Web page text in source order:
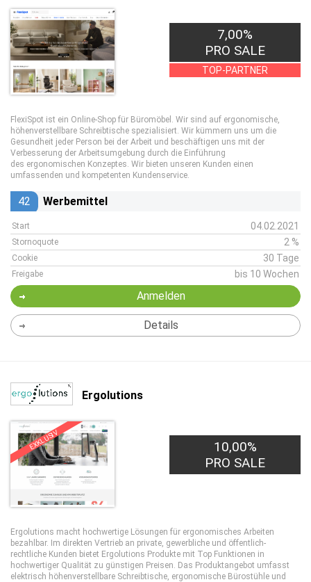
7,00%
PRO SALE
TOP-PARTNER
FlexiSpot ist ein Online-Shop für Büromöbel. Wir sind auf ergonomische,
höhenverstellbare Schreibtische spezialisiert. Wir kümmern uns um die
Gesundheit jeder Person bei der Arbeit und beschäftigen uns mit der
Verbesserung der Arbeitsumgebung durch die Einführung
des ergonomischen Konzeptes. Wir bieten unseren Kunden einen
umfassenden und kompetenten Kundenservice.
42 Werbemittel
Start 04.02.2021
Stornoquote 2 %
Cookie 30 Tage
Freigabe bis 10 Wochen
Anmelden
Details
Ergolutions
EXKLUSIV
10,00%
PRO SALE
Ergolutions macht hochwertige Lösungen für ergonomisches Arbeiten
bezahlbar. Im direkten Vertrieb an private, gewerbliche und öffentlich-
rechtliche Kunden bietet Ergolutions Produkte mit Top Funktionen in
hochwertiger Qualität zu günstigen Preisen. Das Produktangebot umfasst
elektrisch höhenverstellbare Schreibtische, ergonomische Bürostühle und